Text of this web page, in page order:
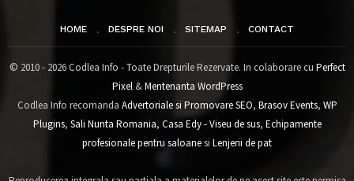
HOME DESPRE NOI SITEMAP CONTACT
© 2010 - 2026 Codlea Info - Toate Drepturile Rezervate. In colaborare cu Perfect
Pixel&Mentenanta WordPress
Codlea Info recomanda Advertoriale si Promovare SEO, Brasov Events, WP
Plugins, Sali Nunta Romania, Casa Edy - Viseu de sus, Echipamente
profesionale pentru saloanesi Lenjerii de pat